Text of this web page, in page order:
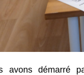
avons démarré